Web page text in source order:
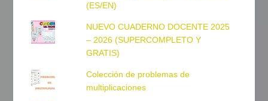
(ES/EN)
NUEVO CUADERNO DOCENTE 2025
– 2026 (SUPERCOMPLETO Y
GRATIS)
Colección de problemas de
multiplicaciones